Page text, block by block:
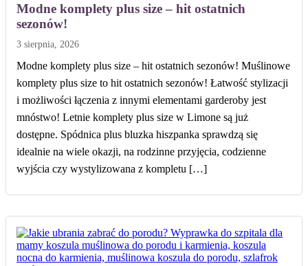
Modne komplety plus size – hit ostatnich
sezonów!
3 sierpnia, 2026
Modne komplety plus size – hit ostatnich sezonów! Muślinowe
komplety plus size to hit ostatnich sezonów! Łatwość stylizacji
i możliwości łączenia z innymi elementami garderoby jest
mnóstwo! Letnie komplety plus size w Limone są już
dostępne. Spódnica plus bluzka hiszpanka sprawdzą się
idealnie na wiele okazji, na rodzinne przyjęcia, codzienne
wyjścia czy wystylizowana z kompletu […]